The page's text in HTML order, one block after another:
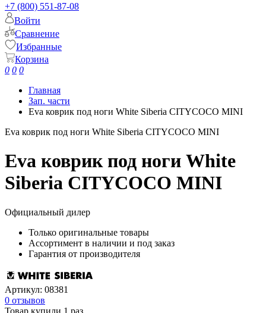
+7 (800) 551-87-08
Войти
Сравнение
Избранные
Корзина
0 0 0
Главная
Зап. части
Eva коврик под ноги White Siberia CITYCOCO MINI
Eva коврик под ноги White Siberia CITYCOCO MINI
Eva коврик под ноги White
Siberia CITYCOCO MINI
Официальный дилер
Только оригинальные товары
Ассортимент в наличии и под заказ
Гарантия от производителя
Артикул: 08381
0 отзывов
Товар купили 1 раз